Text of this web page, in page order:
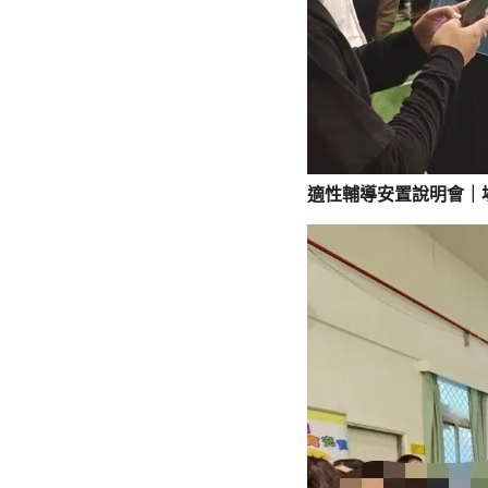
適性輔導安置說明會｜